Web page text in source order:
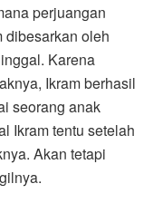
perjuangan
dibesarkan oleh
Karena
Ikram berhasil
seorang anak
Ikram tentu setelah
Akan tetapi